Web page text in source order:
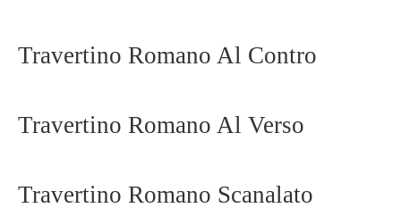
Travertino Romano Al Contro
Travertino Romano Al Verso
Travertino Romano Scanalato